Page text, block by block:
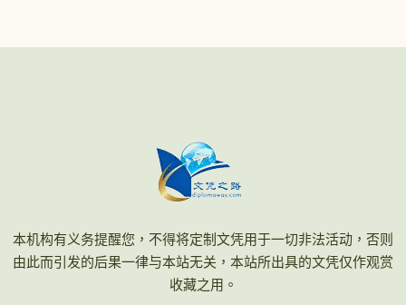
本机构有义务提醒您，不得将定制文凭用于一切非法活动，否则
由此而引发的后果一律与本站无关，本站所出具的文凭仅作观赏
收藏之用。